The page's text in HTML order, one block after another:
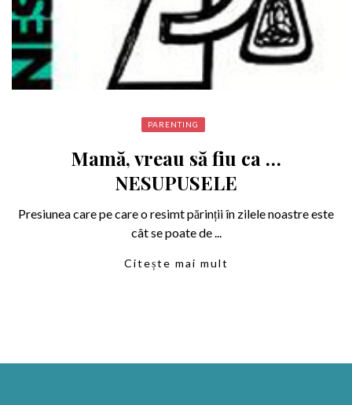
PARENTING
Mamă, vreau să fiu ca …
NESUPUSELE
Presiunea care pe care o resimt părinții în zilele noastre este
cât se poate de ...
Citește mai mult